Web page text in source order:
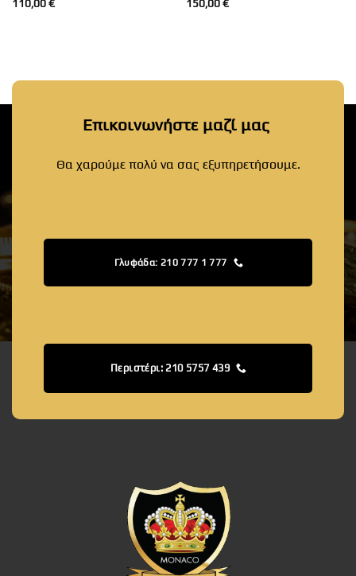
110,00€ 150,00€
Επικοινωνήστε μαζί μας
Θα χαρούμε πολύ να σας εξυπηρετήσουμε.
Γλυφάδα: 210 777 1 777
Περιστέρι: 210 5757 439